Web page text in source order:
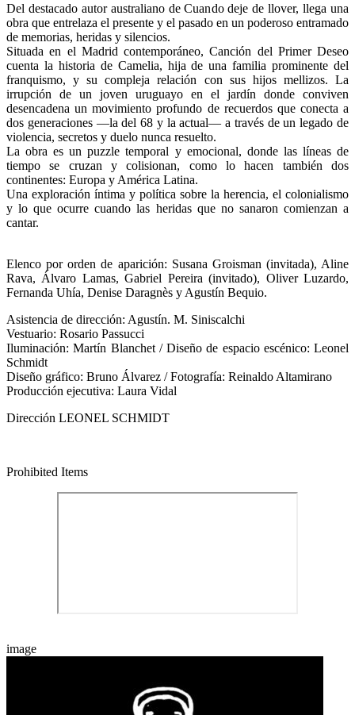
Del destacado autor australiano de Cuando deje de llover, llega una
obra que entrelaza el presente y el pasado en un poderoso entramado
de memorias, heridas y silencios.
Situada en el Madrid contemporáneo, Canción del Primer Deseo
cuenta la historia de Camelia, hija de una familia prominente del
franquismo, y su compleja relación con sus hijos mellizos. La
irrupción de un joven uruguayo en el jardín donde conviven
desencadena un movimiento profundo de recuerdos que conecta a
dos generaciones —la del 68 y la actual— a través de un legado de
violencia, secretos y duelo nunca resuelto.
La obra es un puzzle temporal y emocional, donde las líneas de
tiempo se cruzan y colisionan, como lo hacen también dos
continentes: Europa y América Latina.
Una exploración íntima y política sobre la herencia, el colonialismo
y lo que ocurre cuando las heridas que no sanaron comienzan a
cantar.
Elenco por orden de aparición: Susana Groisman (invitada), Aline
Rava, Álvaro Lamas, Gabriel Pereira (invitado), Oliver Luzardo,
Fernanda Uhía, Denise Daragnès y Agustín Bequio.
Asistencia de dirección: Agustín. M. Siniscalchi
Vestuario: Rosario Passucci
Iluminación: Martín Blanchet / Diseño de espacio escénico: Leonel
Schmidt
Diseño gráfico: Bruno Álvarez / Fotografía: Reinaldo Altamirano
Producción ejecutiva: Laura Vidal
Dirección LEONEL SCHMIDT
Prohibited Items
image